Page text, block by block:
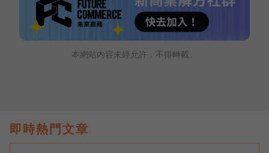
本網站內容未經允許，不得轉載。
即時熱門文章